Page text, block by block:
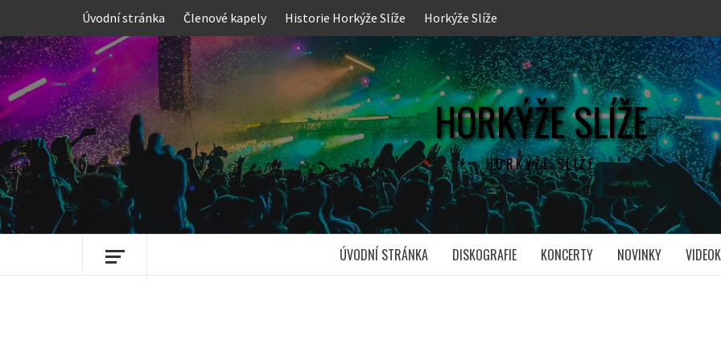
content
Úvodní stránka Členové kapely Historie Horkýže Slíže Horkýže Slíže
HORKÝŽE SLÍŽE
HORKÝŽE SLÍŽE
ÚVODNÍ STRÁNKA DISKOGRAFIE KONCERTY NOVINKY